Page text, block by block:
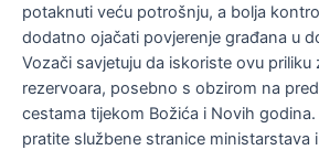
potaknuti veću potrošnju, a bolja
dodatno ojačati povjerenje građana u
Vozači savjetuju da iskoriste ovu priliku
rezervoara, posebno s obzirom na
cestama tijekom Božića i Novih godina.
pratite službene stranice ministarstava